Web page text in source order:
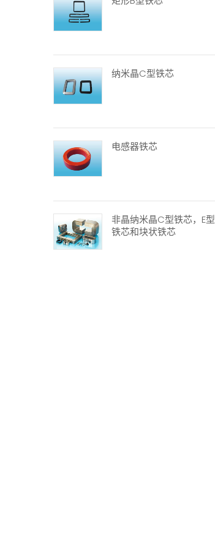
纳米晶C型铁芯
电感器铁芯
非晶纳米晶C型铁芯，E型
铁芯和块状铁芯